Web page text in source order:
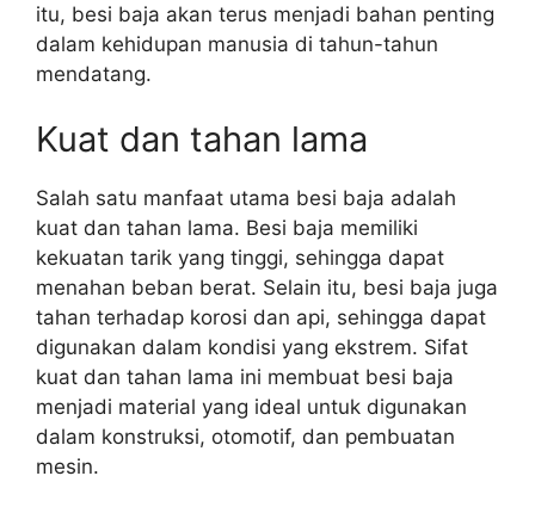
itu, besi baja akan terus menjadi bahan penting
dalam kehidupan manusia di tahun-tahun
mendatang.
Kuat dan tahan lama
Salah satu manfaat utama besi baja adalah
kuat dan tahan lama. Besi baja memiliki
kekuatan tarik yang tinggi, sehingga dapat
menahan beban berat. Selain itu, besi baja juga
tahan terhadap korosi dan api, sehingga dapat
digunakan dalam kondisi yang ekstrem. Sifat
kuat dan tahan lama ini membuat besi baja
menjadi material yang ideal untuk digunakan
dalam konstruksi, otomotif, dan pembuatan
mesin.